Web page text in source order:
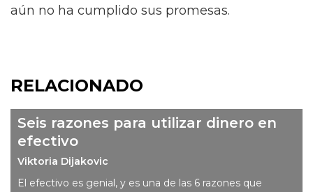
aún no ha cumplido sus promesas.
RELACIONADO
Seis razones para utilizar dinero en
efectivo
Viktoria Dijakovic
El efectivo es genial, y es una de las 6 razones que